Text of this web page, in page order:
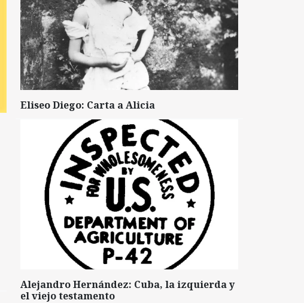
Eliseo Diego: Carta a Alicia
Alejandro Hernández: Cuba, la izquierda y
el viejo testamento